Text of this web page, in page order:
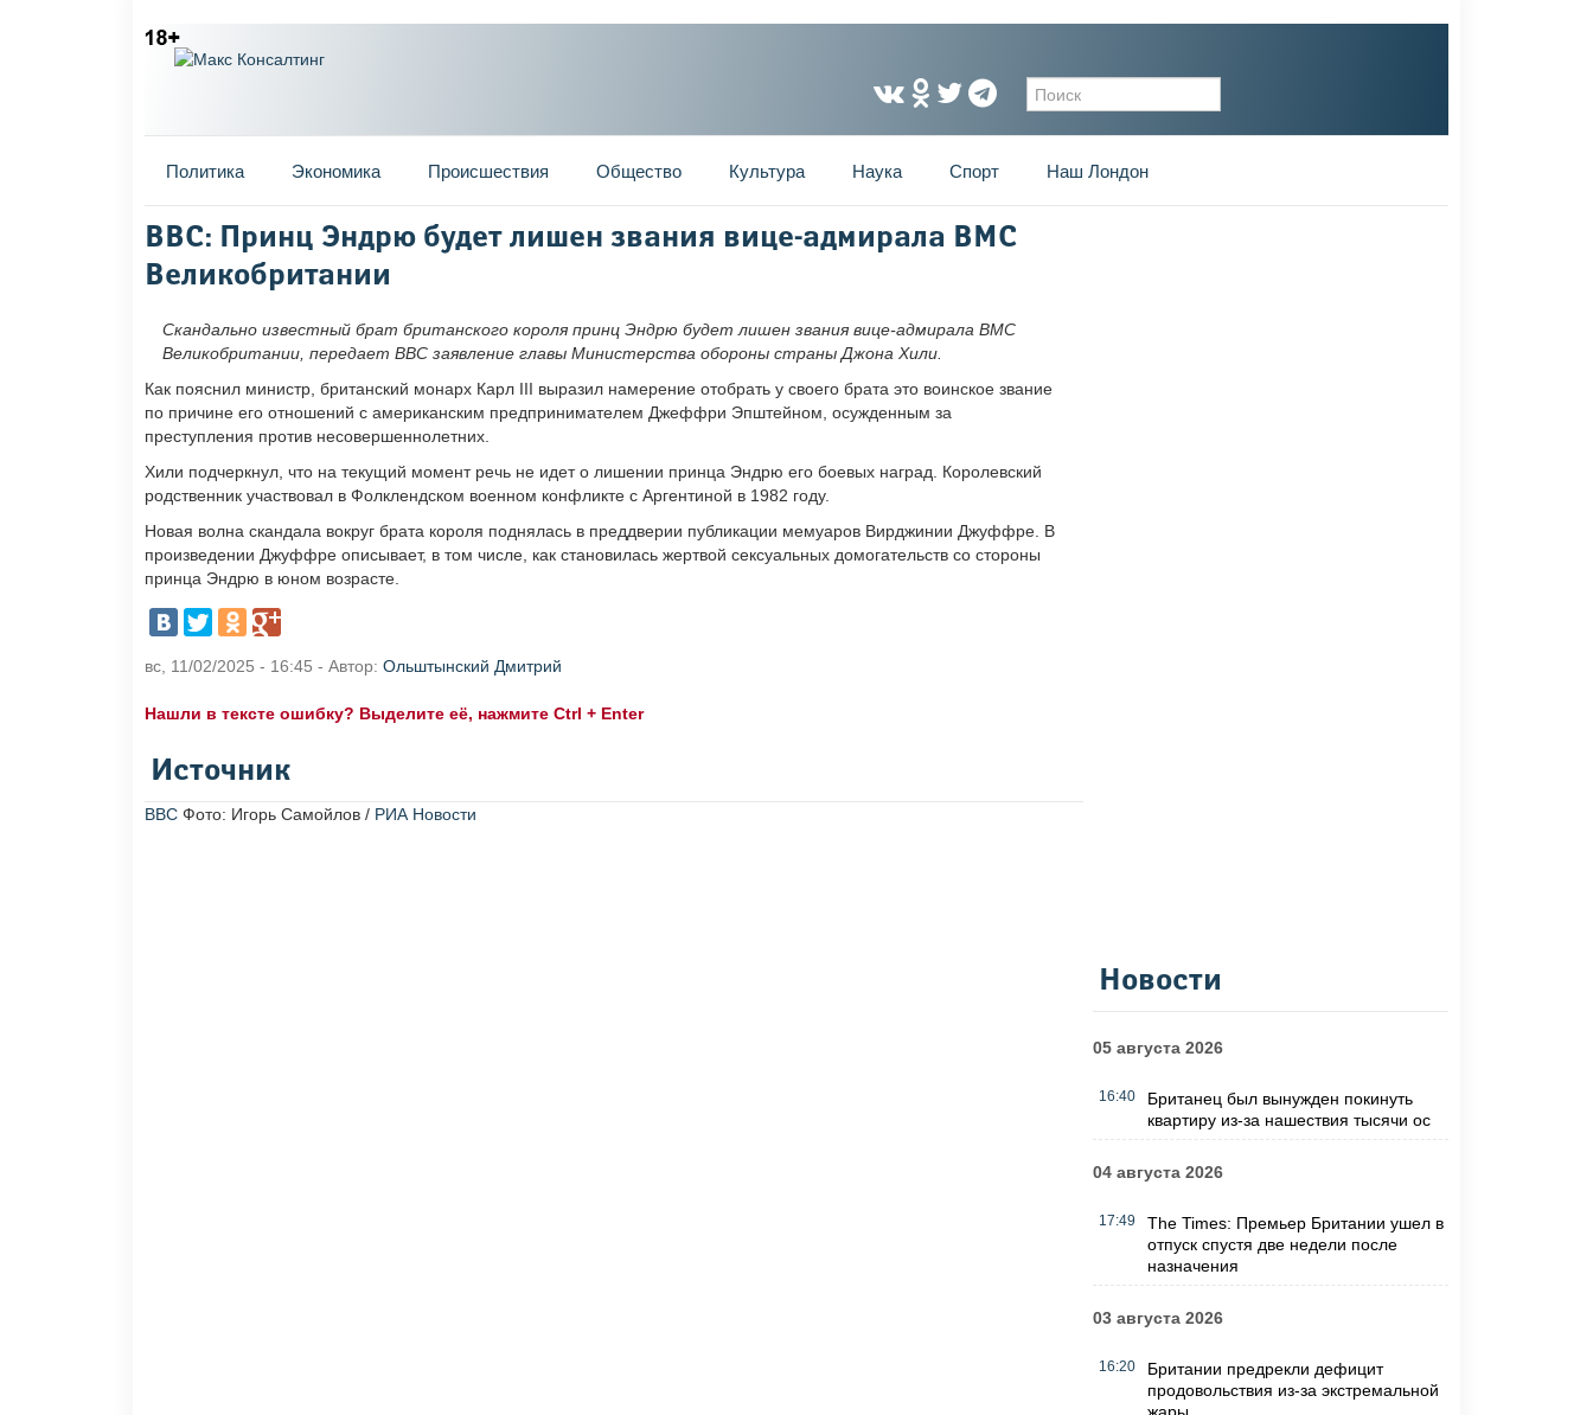
Форма поиска
Главное меню
Политика Экономика Происшествия Общество Культура Наука Спорт Наш Лондон
Вы здесь
BBC: Принц Эндрю будет лишен звания вице-адмирала ВМС
Великобритании
Скандально известный брат британского короля принц Эндрю будет лишен звания вице-адмирала ВМС
Великобритании, передает BBC заявление главы Министерства обороны страны Джона Хили.
Как пояснил министр, британский монарх Карл III выразил намерение отобрать у своего брата это воинское звание
по причине его отношений с американским предпринимателем Джеффри Эпштейном, осужденным за
преступления против несовершеннолетних.
Хили подчеркнул, что на текущий момент речь не идет о лишении принца Эндрю его боевых наград. Королевский
родственник участвовал в Фолклендском военном конфликте с Аргентиной в 1982 году.
Новая волна скандала вокруг брата короля поднялась в преддверии публикации мемуаров Вирджинии Джуффре. В
произведении Джуффре описывает, в том числе, как становилась жертвой сексуальных домогательств со стороны
принца Эндрю в юном возрасте.
вс, 11/02/2025 - 16:45 - Автор: Ольштынский Дмитрий
Нашли в тексте ошибку? Выделите её, нажмите Ctrl + Enter
Источник
BBC Фото: Игорь Самойлов / РИА Новости
Новости
05 августа 2026
16:40
Британец был вынужден покинуть
квартиру из-за нашествия тысячи ос
04 августа 2026
17:49
The Times: Премьер Британии ушел в
отпуск спустя две недели после
назначения
03 августа 2026
16:20
Британии предрекли дефицит
продовольствия из-за экстремальной